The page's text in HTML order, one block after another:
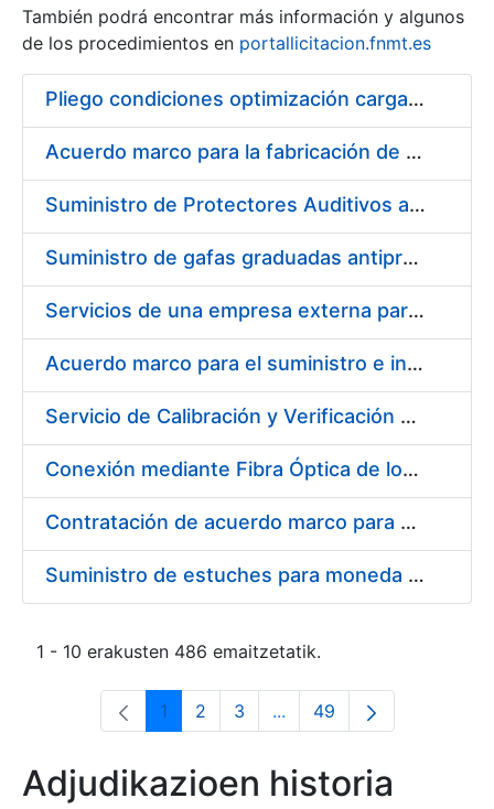
Erakutsi/Ezkutatu
También podrá encontrar más información y algunos
de los procedimientos en portallicitacion.fnmt.es
Pliego condiciones optimización cargas compras firmado
Acuerdo marco para la fabricación de piezas
Suministro de Protectores Auditivos a medida para las personas trabajadoras de los Centros de Trabajo de Madrid y Burgos
Suministro de gafas graduadas antiproyecciones para los trabajadores de la FNMT-RCM en los centros de trabajo de Madrid y Burgos
Servicios de una empresa externa para el asesoramiento y resolución de los recursos de alzada que se presentan relacionados con procesos de selección para la FNMT-RCM
Acuerdo marco para el suministro e instalación de persianas, estores y otros complementos
Servicio de Calibración y Verificación Externa de los Equipos de Medición del Servicio de Prevención de la FNMT-RCM
Conexión mediante Fibra Óptica de los Centros de Proceso de Datos (CPDs) de las sedes de la FNMT-RCM de Burgos y Madrid
Contratación de acuerdo marco para el Suministro de Material de Electricidad para la Fábrica Nacional de Moneda y Timbre-Real Casa de la Moneda en su centro de trabajo de Burgos
Suministro de estuches para moneda de 30 €
1 - 10 erakusten 486 emaitzetatik.
Orrialdea
1 Orrialdea
2 Orrialdea
3 ...Intermediate Pages Use
Orrialdea
49
Adjudikazioen historia